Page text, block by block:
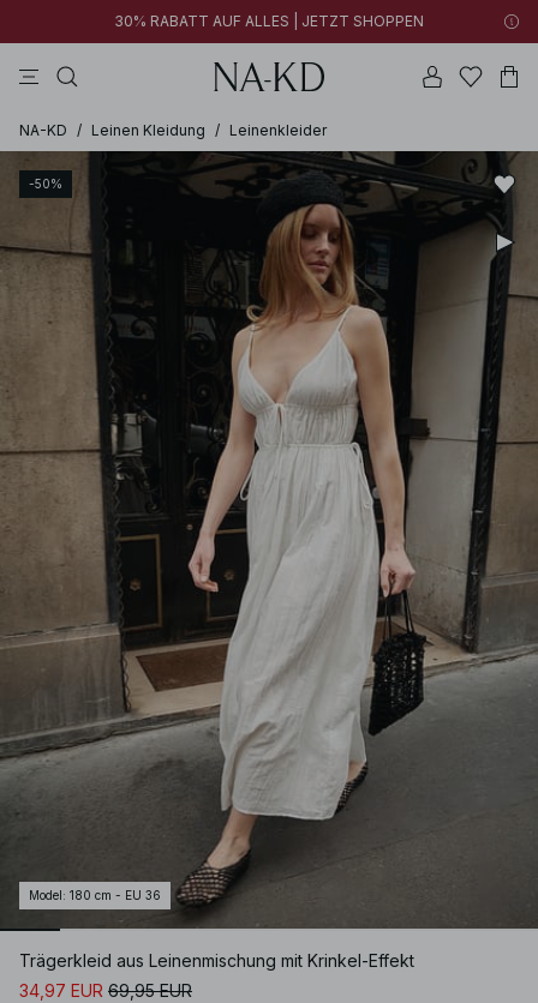
30% RABATT AUF ALLES | JETZT SHOPPEN
NA-KD / Leinen Kleidung / Leinenkleider
-50%
Model : 180 cm - EU 36
Trägerkleid aus Leinenmischung mit Krinkel-Effekt
34,97 EUR 69,95 EUR